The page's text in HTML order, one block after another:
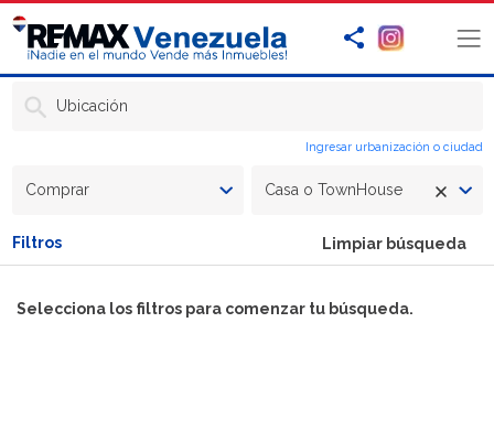
Ubicación
Ingresar urbanización o ciudad
Comprar Casa o TownHouse
Filtros Limpiar búsqueda
Selecciona los filtros para comenzar tu búsqueda.